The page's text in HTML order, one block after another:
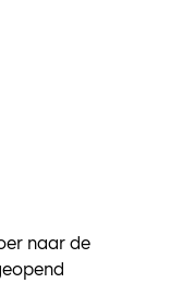
naar de